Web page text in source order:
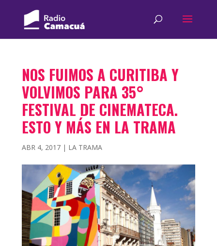
NOS FUIMOS A CURITIBA Y
VOLVIMOS PARA 35°
FESTIVAL DE CINEMATECA.
ESTO Y MÁS EN LA TRAMA
ABR 4, 2017| LA TRAMA